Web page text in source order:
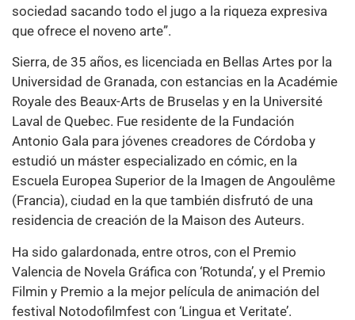
sociedad sacando todo el jugo a la riqueza expresiva
que ofrece el noveno arte”.
Sierra, de 35 años, es licenciada en Bellas Artes por la
Universidad de Granada, con estancias en la Académie
Royale des Beaux-Arts de Bruselas y en la Université
Laval de Quebec. Fue residente de la Fundación
Antonio Gala para jóvenes creadores de Córdoba y
estudió un máster especializado en cómic, en la
Escuela Europea Superior de la Imagen de Angoulême
(Francia), ciudad en la que también disfrutó de una
residencia de creación de la Maison des Auteurs.
Ha sido galardonada, entre otros, con el Premio
Valencia de Novela Gráfica con ‘Rotunda’, y el Premio
Filmin y Premio a la mejor película de animación del
festival Notodofilmfest con ‘Lingua et Veritate’.